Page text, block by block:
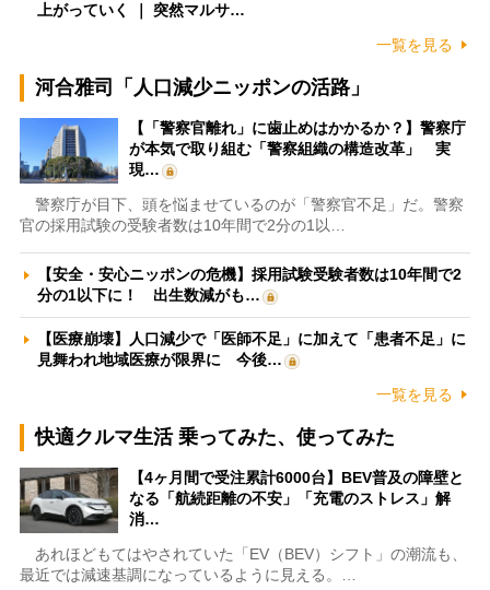
上がっていく ｜ 突然マルサ…
一覧を見る
河合雅司「人口減少ニッポンの活路」
【「警察官離れ」に歯止めはかかるか？】警察庁
が本気で取り組む「警察組織の構造改革」 実
現…
警察庁が目下、頭を悩ませているのが「警察官不足」だ。警察
官の採用試験の受験者数は10年間で2分の1以…
【安全・安心ニッポンの危機】採用試験受験者数は10年間で2
分の1以下に！ 出生数減がも…
【医療崩壊】人口減少で「医師不足」に加えて「患者不足」に
見舞われ地域医療が限界に 今後…
一覧を見る
快適クルマ生活 乗ってみた、使ってみた
【4ヶ月間で受注累計6000台】BEV普及の障壁と
なる「航続距離の不安」「充電のストレス」解
消…
あれほどもてはやされていた「EV（BEV）シフト」の潮流も、
最近では減速基調になっているように見える。…